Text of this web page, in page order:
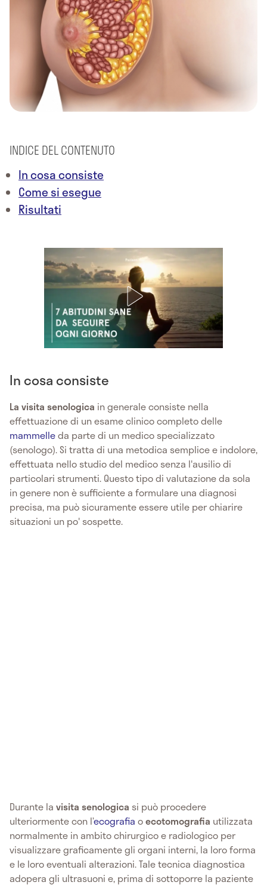
INDICE DEL CONTENUTO
In cosa consiste
Come si esegue
Risultati
In cosa consiste
La visita senologica in generale consiste nella
effettuazione di un esame clinico completo delle
mammelleda parte di un medico specializzato
(senologo). Si tratta di una metodica semplice e indolore,
effettuata nello studio del medico senza l'ausilio di
particolari strumenti. Questo tipo di valutazione da sola
in genere non è sufficiente a formulare una diagnosi
precisa, ma può sicuramente essere utile per chiarire
situazioni un po' sospette.
Durante la visita senologica si può procedere
ulteriormente con l’ecografia oecotomografia utilizzata
normalmente in ambito chirurgico e radiologico per
visualizzare graficamente gli organi interni, la loro forma
e le loro eventuali alterazioni. Tale tecnica diagnostica
adopera gli ultrasuoni e, prima di sottoporre la paziente